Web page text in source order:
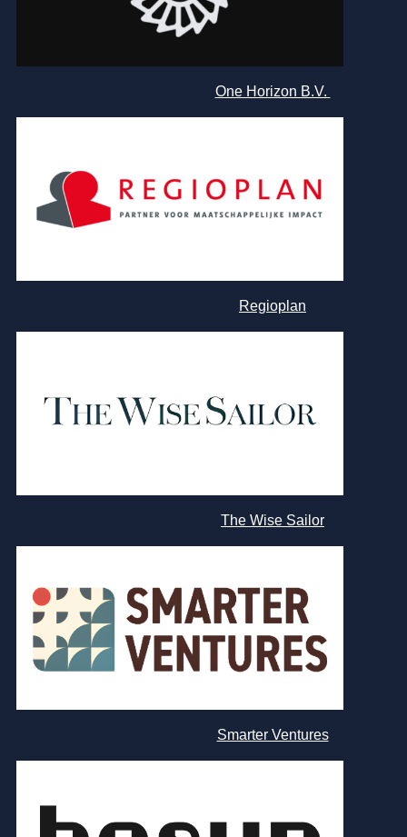
One Horizon B.V.
Regioplan
The Wise Sailor
Smarter Ventures